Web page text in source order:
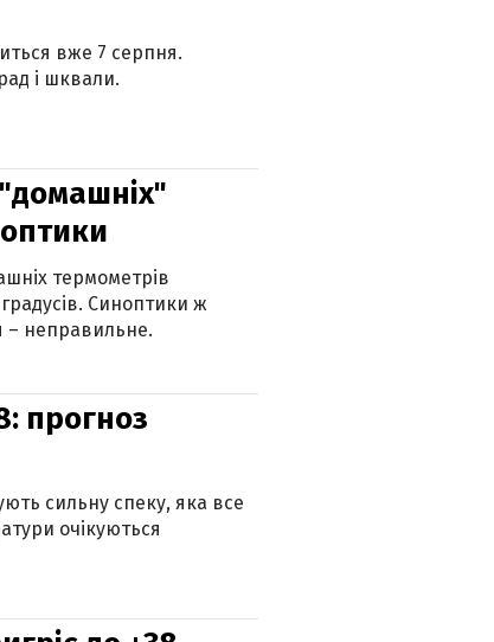
вже 7 серпня.
і шквали.
"домашніх"
термометрів
Синоптики ж
– неправильне.
прогноз
сильну спеку, яка все
очікуються